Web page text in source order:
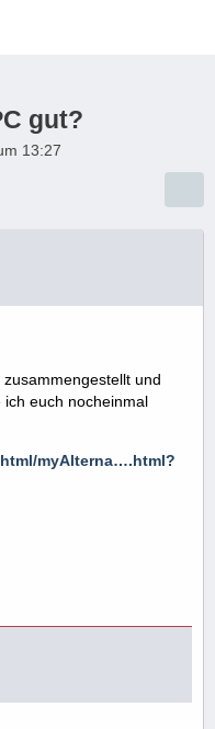
gut?
13:27
und
euch nocheinmal
myAlterna….html?